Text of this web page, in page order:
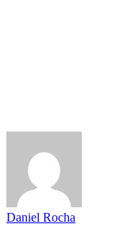
Daniel Rocha